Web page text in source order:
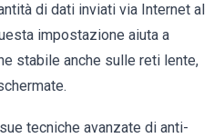
di dati inviati via Internet al
impostazione aiuta a
stabile anche sulle reti lente,
tecniche avanzate di anti-